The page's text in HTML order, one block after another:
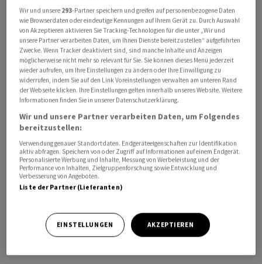
Wir und unsere 293-Partner speichern und greifen auf personenbezogene Daten
wie Browserdaten oder eindeutige Kennungen auf Ihrem Gerät zu. Durch Auswahl
von Akzeptieren aktivieren Sie Tracking-Technologien für die unter „Wir und
unsere Partner verarbeiten Daten, um Ihnen Dienste bereitzustellen“ aufgeführten
Zwecke. Wenn Tracker deaktiviert sind, sind manche Inhalte und Anzeigen
möglicherweise nicht mehr so relevant für Sie. Sie können dieses Menü jederzeit
wieder aufrufen, um Ihre Einstellungen zu ändern oder Ihre Einwilligung zu
widerrufen, indem Sie auf den Link Voreinstellungen verwalten am unteren Rand
der Webseite klicken. Ihre Einstellungen gelten innerhalb unseres Website. Weitere
Informationen finden Sie in unserer Datenschutzerklärung.
Wir und unsere Partner verarbeiten Daten, um Folgendes
bereitzustellen:
Verwendung genauer Standortdaten. Endgeräteeigenschaften zur Identifikation
aktiv abfragen. Speichern von oder Zugriff auf Informationen auf einem Endgerät.
Personalisierte Werbung und Inhalte, Messung von Werbeleistung und der
Performance von Inhalten, Zielgruppenforschung sowie Entwicklung und
Verbesserung von Angeboten.
Liste der Partner (Lieferanten)
EINSTELLUNGEN AKZEPTIEREN